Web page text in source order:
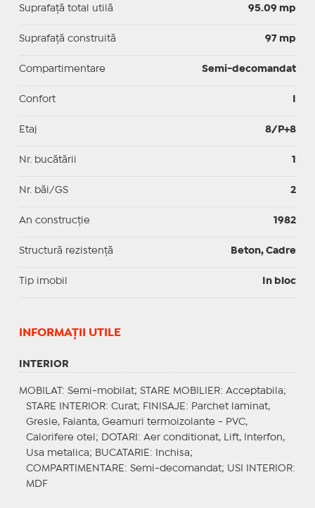
Suprafaţă total utilă 95.09 mp
Suprafaţă construită 97 mp
Compartimentare Semi-decomandat
Confort
Etaj 8/P+8
Nr. bucătării 1
Nr. băi/GS 2
An construcție 1982
Structură rezistență Beton, Cadre
Tip imobil In bloc
INFORMAŢII UTILE
INTERIOR
MOBILAT : Semi-mobilat; STARE MOBILIER: Acceptabila;
STARE INTERIOR: Curat; FINISAJE : Parchet laminat,
Gresie, Faianta, Geamuri termoizolante - PVC,
Calorifere otel;
DOTARI : Aer conditionat, Lift, Interfon,
Usa metalica; BUCATARIE : Inchisa;
COMPARTIMENTARE : Semi-decomandat; USI INTERIOR:
MDF